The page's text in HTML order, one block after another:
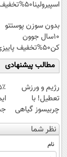
اسپیرولینا50%تخفیف
بدون سوزن پوستتو
10سال جوون
کن50%تخفیف پاییزی
مطالب پیشنهادی
رژیم و ورزش
تعطیل! با
چربیسوز گیاهی
بی دردسر لاغر
شو⚡️۶۰٪تخفیف
نظر شما
نام